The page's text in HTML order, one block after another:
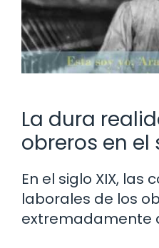
La dura
obreros en el
En el siglo XIX, las
laborales de los
extremadamente